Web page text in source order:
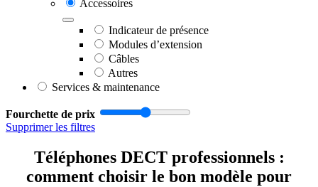
Accessoires
Indicateur de présence
Modules d’extension
Câbles
Autres
Services & maintenance
Fourchette de prix
Supprimer les filtres
Téléphones DECT professionnels :
comment choisir le bon modèle pour